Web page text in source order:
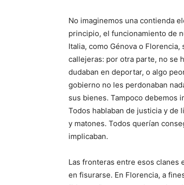
No imaginemos una contienda
principio, el funcionamiento de
Italia, como Génova o
callejeras: por otra parte, no se
dudaban en deportar, o algo
gobierno no les perdonaban
sus bienes. Tampoco debemos
Todos hablaban de justicia y
y matones. Todos querían
implicaban.
Las fronteras entre esos clanes
en fisurarse. En Florencia, a